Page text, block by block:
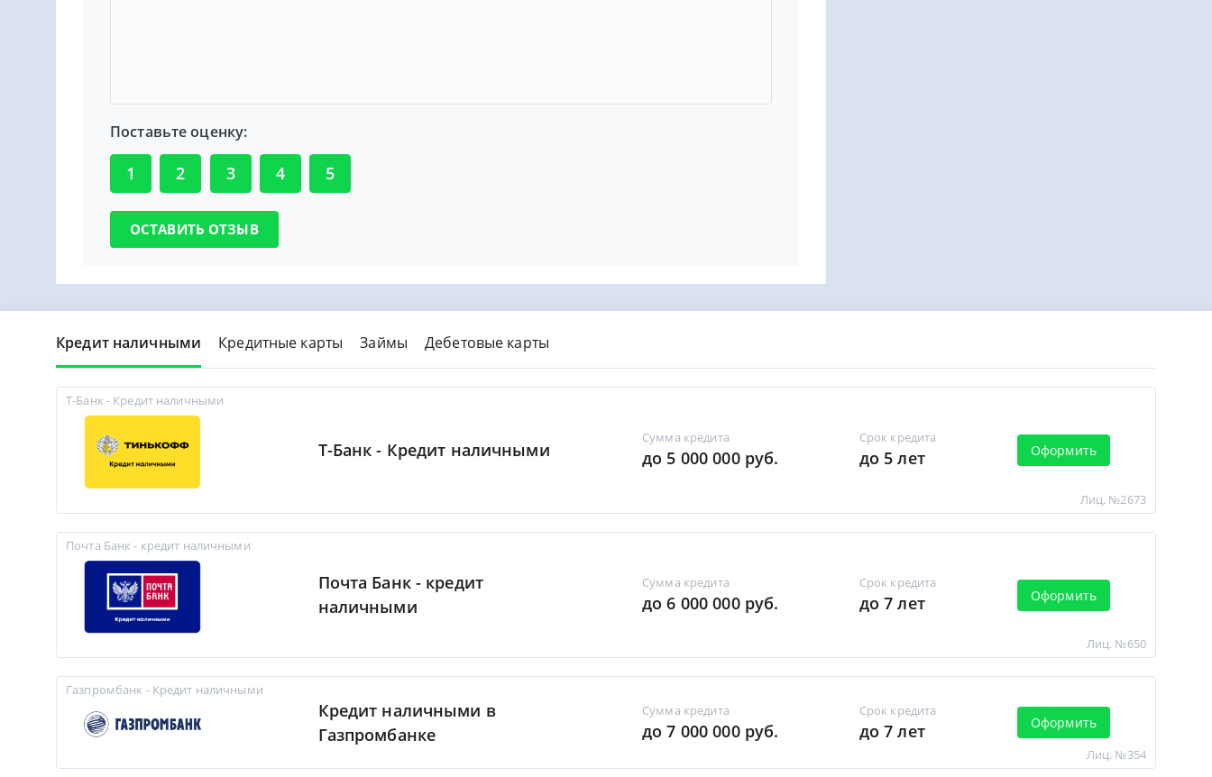
Поставьте оценку:
1 2 3 4 5
Кредит наличными Кредитные карты Займы Дебетовые карты
Т-Банк - Кредит наличными
Т-Банк - Кредит наличными
Сумма кредита
до 5 000 000 руб.
Срок кредита
до 5 лет Оформить
Лиц. №2673
Почта Банк - кредит наличными
Почта Банк - кредит
наличными
Сумма кредита
до 6 000 000 руб.
Срок кредита
до 7 лет Оформить
Лиц. №650
Газпромбанк - Кредит наличными
Кредит наличными в
Газпромбанке
Сумма кредита
до 7 000 000 руб.
Срок кредита
до 7 лет Оформить
Лиц. №354